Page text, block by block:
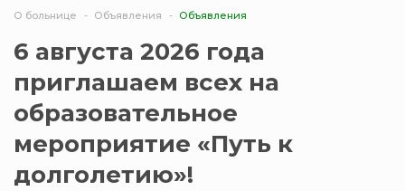
О больнице Объявления Объявления
6 августа 2026 года
приглашаем всех на
образовательное
мероприятие «Путь к
долголетию»!